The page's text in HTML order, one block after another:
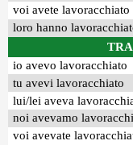
voi avete lavoracchiato
loro hanno
io avevo lavoracchiato
tu avevi lavoracchiato
lui/lei aveva
noi avevamo
voi avevate